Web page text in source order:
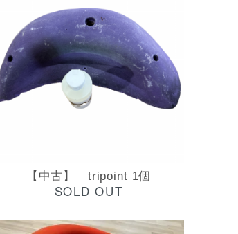
【中古】 tripoint 1個
SOLD OUT